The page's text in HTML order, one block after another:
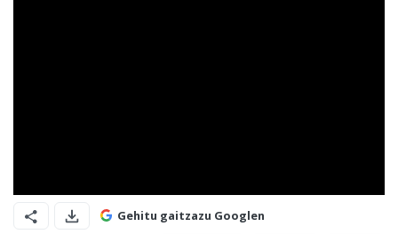
Gehitu gaitzazu Googlen